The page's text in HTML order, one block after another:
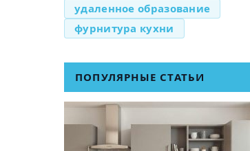
удаленное образование
фурнитура кухни
ПОПУЛЯРНЫЕ СТАТЬИ